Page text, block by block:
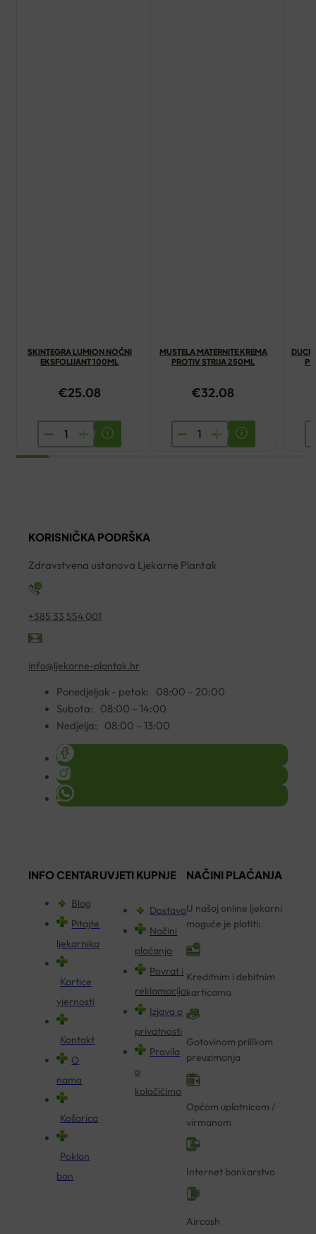
SKINTEGRA LUMION NOĆNI
EKSFOLIJANT 100ML
€25.08
SKINTEGRA
LUMION
MUSTELA MATERNITE KREMA
PROTIV STRIJA 250ML
€32.08
MUSTELA
MATERNITE
KORISNIČKA PODRŠKA
Zdravstvena ustanova Ljekarne Plantak
+385 33 554 001
info@ljekarne-plantak.hr
Ponedjeljak - petak:
08:00 – 20:00
Subota:
08:00 – 14:00
Nedjelja:
08:00 – 13:00
INFO CENTAR
Blog
Pitajte
ljekarnika
Kartice
vjernosti
Kontakt
O
nama
Košarica
Poklon
bon
UVJETI KUPNJE
Dostava
Načini
plaćanja
Povrat i
reklamacija
Izjava o
privatnosti
Pravila
o
kolačićima
NAČINI PLAĆANJA
U našoj online ljekarni
moguće je platiti:
Kreditnim i debitnim
karticama
Gotovinom prilikom
preuzimanja
Općom uplatnicom /
virmanom
Internet bankarstvo
Aircash